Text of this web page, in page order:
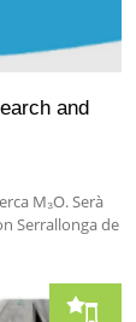
and
M₃O. Serà
Serrallonga de